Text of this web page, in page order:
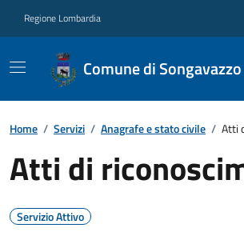
Regione Lombardia
Comune di Songavazzo
Home / Servizi / Anagrafe e stato civile / Atti
Atti di
Servizio Attivo